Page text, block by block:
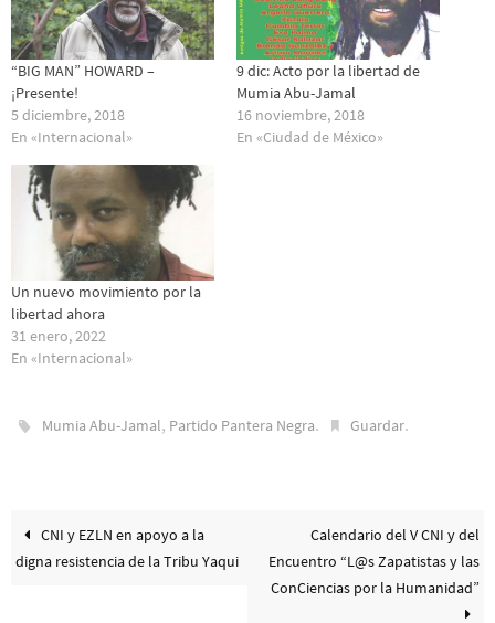
“BIG MAN” HOWARD –
¡Presente!
5 diciembre, 2018
En «Internacional»
9 dic: Acto por la libertad de
Mumia Abu-Jamal
16 noviembre, 2018
En «Ciudad de México»
Un nuevo movimiento por la
libertad ahora
31 enero, 2022
En «Internacional»
Mumia Abu-Jamal, Partido Pantera Negra. Guardar.
CNI y EZLN en apoyo a la
digna resistencia de la Tribu Yaqui
Calendario del V CNI y del
Encuentro “L@s Zapatistas y las
ConCiencias por la Humanidad”